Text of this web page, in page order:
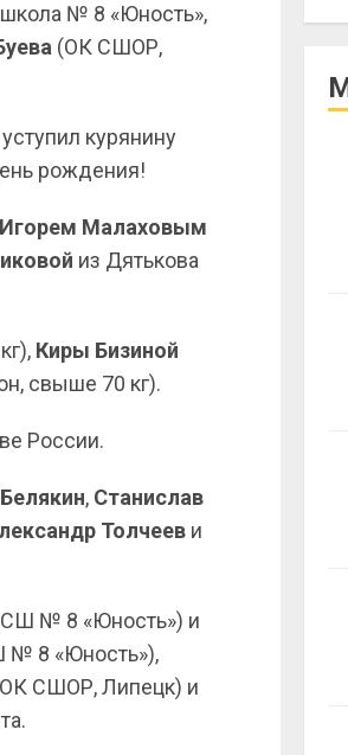
№ 8 «Юность»,
(ОК СШОР,
курянину
рождения!
Игорем Малаховым
из Дятькова
Киры Бизиной
свыше 70 кг).
России.
, Станислав
Толчеев и
СШ № 8 «Юность») и
№ 8 «Юность»),
ОК СШОР, Липецк) и